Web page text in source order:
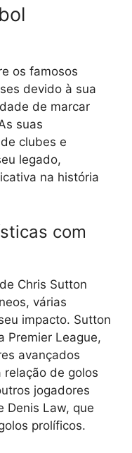
os famosos
devido à sua
de marcar
suas
clubes e
legado,
na história
com
Chris Sutton
várias
impacto. Sutton
Premier League,
avançados
relação de golos
jogadores
Denis Law, que
prolíficos.